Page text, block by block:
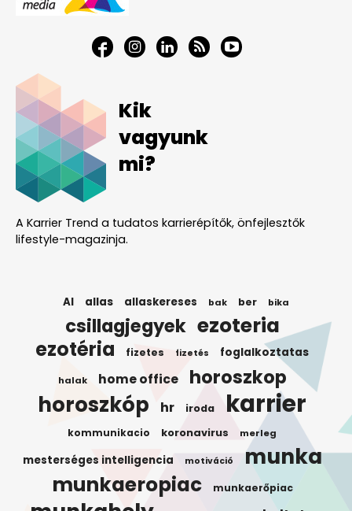
Kik
vagyunk
mi?
A Karrier Trend a tudatos karrierépítők, önfejlesztők
lifestyle-magazinja.
AI allas allaskereses bak ber bika
csillagjegyek ezoteria
ezotéria fizetes fizetés foglalkoztatas
halak home office horoszkop
horoszkóp hr iroda karrier
kommunikacio koronavirus merleg
mesterséges intelligencia motiváció munka
munkaeropiac munkaerőpiac